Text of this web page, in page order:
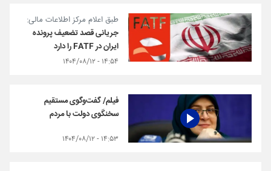
طبق اعلام مرکز اطلاعات مالی:
جریانی قصد تضعیف پرونده
ایران در FATF را دارد
۱۴:۵۴ - ۱۴۰۴/۰۸/۱۲
فیلم/ گفت‌وگوی مستقیم
سخنگوی دولت با مردم
۱۴:۵۳ - ۱۴۰۴/۰۸/۱۲